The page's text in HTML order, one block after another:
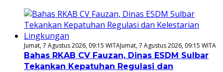
Jumat, 7 Agustus 2026, 09:15 WITAJumat, 7 Agustus 2026, 09:15 WITA
Bahas RKAB CV Fauzan, Dinas ESDM Sulbar
Tekankan Kepatuhan Regulasi dan